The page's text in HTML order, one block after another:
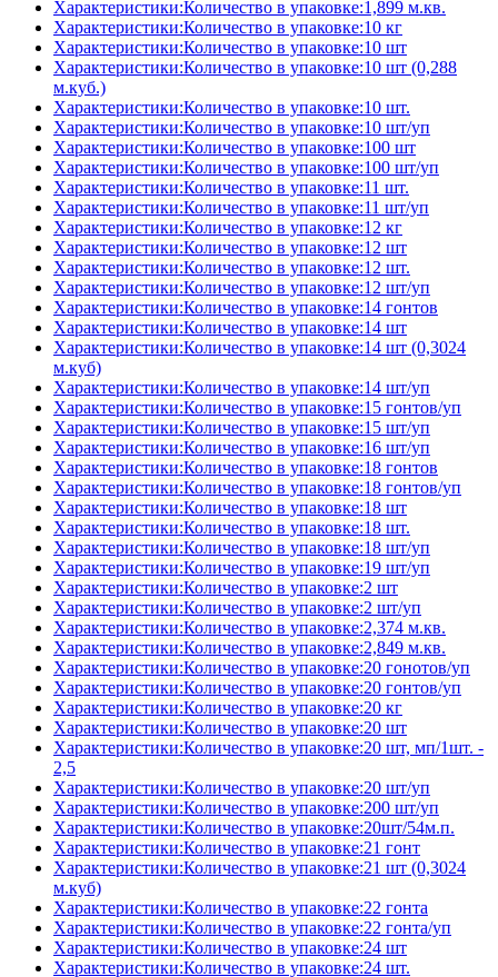
Характеристики:Количество в упаковке:1,899 м.кв.
Характеристики:Количество в упаковке:10 кг
Характеристики:Количество в упаковке:10 шт
Характеристики:Количество в упаковке:10 шт (0,288
м.куб.)
Характеристики:Количество в упаковке:10 шт.
Характеристики:Количество в упаковке:10 шт/уп
Характеристики:Количество в упаковке:100 шт
Характеристики:Количество в упаковке:100 шт/уп
Характеристики:Количество в упаковке:11 шт.
Характеристики:Количество в упаковке:11 шт/уп
Характеристики:Количество в упаковке:12 кг
Характеристики:Количество в упаковке:12 шт
Характеристики:Количество в упаковке:12 шт.
Характеристики:Количество в упаковке:12 шт/уп
Характеристики:Количество в упаковке:14 гонтов
Характеристики:Количество в упаковке:14 шт
Характеристики:Количество в упаковке:14 шт (0,3024
м.куб)
Характеристики:Количество в упаковке:14 шт/уп
Характеристики:Количество в упаковке:15 гонтов/уп
Характеристики:Количество в упаковке:15 шт/уп
Характеристики:Количество в упаковке:16 шт/уп
Характеристики:Количество в упаковке:18 гонтов
Характеристики:Количество в упаковке:18 гонтов/уп
Характеристики:Количество в упаковке:18 шт
Характеристики:Количество в упаковке:18 шт.
Характеристики:Количество в упаковке:18 шт/уп
Характеристики:Количество в упаковке:19 шт/уп
Характеристики:Количество в упаковке:2 шт
Характеристики:Количество в упаковке:2 шт/уп
Характеристики:Количество в упаковке:2,374 м.кв.
Характеристики:Количество в упаковке:2,849 м.кв.
Характеристики:Количество в упаковке:20 гонотов/уп
Характеристики:Количество в упаковке:20 гонтов/уп
Характеристики:Количество в упаковке:20 кг
Характеристики:Количество в упаковке:20 шт
Характеристики:Количество в упаковке:20 шт, мп/1шт. -
2,5
Характеристики:Количество в упаковке:20 шт/уп
Характеристики:Количество в упаковке:200 шт/уп
Характеристики:Количество в упаковке:20шт/54м.п.
Характеристики:Количество в упаковке:21 гонт
Характеристики:Количество в упаковке:21 шт (0,3024
м.куб)
Характеристики:Количество в упаковке:22 гонта
Характеристики:Количество в упаковке:22 гонта/уп
Характеристики:Количество в упаковке:24 шт
Характеристики:Количество в упаковке:24 шт.